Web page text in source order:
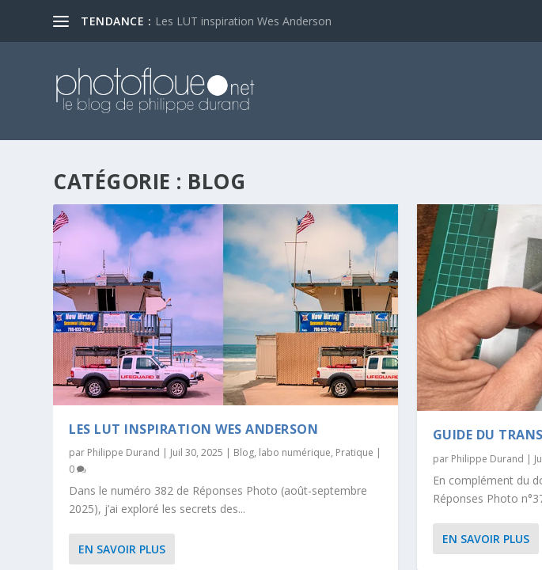
TENDANCE : Les LUT inspiration Wes Anderson
CATÉGORIE : BLOG
LES LUT INSPIRATION WES ANDERSON
par Philippe Durand | Juil 30, 2025 | Blog, labo numérique, Pratique |
0
Dans le numéro 382 de Réponses Photo (août-septembre
2025), j’ai exploré les secrets des...
EN SAVOIR PLUS
GUIDE DU
par Philippe Durand |
En complément du
Réponses Photo
EN SAVOIR PLUS